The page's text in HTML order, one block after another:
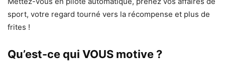
sport, votre regard tourné vers la récompense et plus de
frites !
Qu’est-ce qui VOUS motive ?